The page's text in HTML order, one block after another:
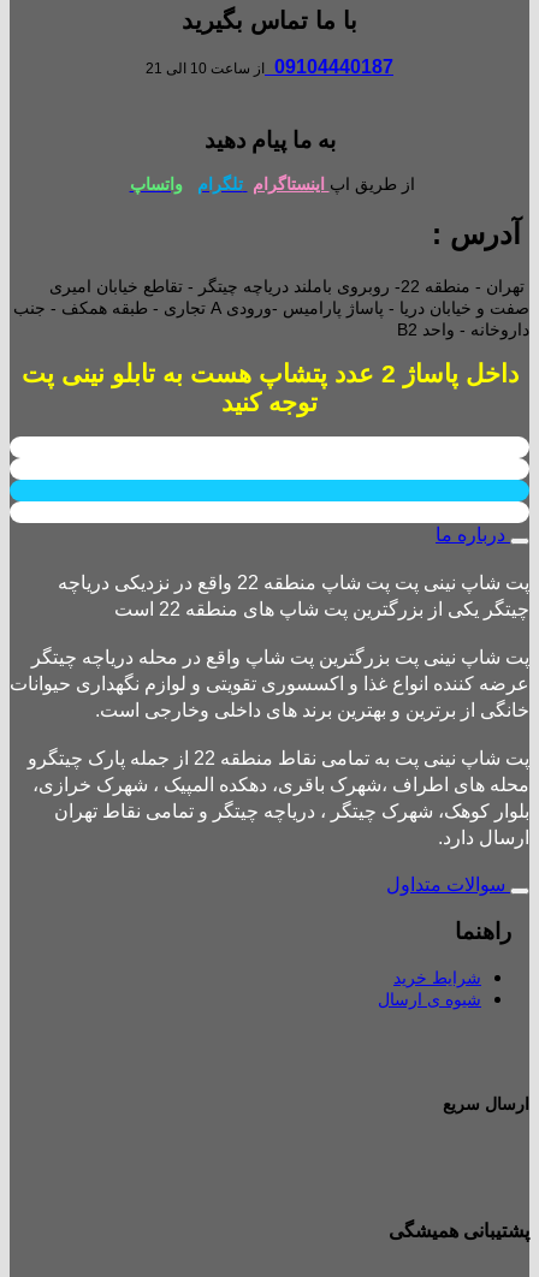
با ما تماس بگیرید
09104440187 از ساعت 10 الی 21
به ما پیام دهید
از طریق اپ اینستاگرام تلگرام واتساپ
آدرس :
تهران - منطقه 22- روبروی باملند دریاچه چیتگر - تقاطع خیابان امیری
صفت و خیابان دریا - پاساژ پارامیس -ورودی A تجاری -
طبقه همکف - جنب
داروخانه - واحد B2
داخل پاساژ 2 عدد پتشاپ هست به تابلو نینی پت
توجه کنید
درباره ما
پت شاپ نینی پت پت شاپ منطقه 22 واقع در نزدیکی دریاچه
چیتگر یکی از بزرگترین پت شاپ های منطقه 22 است
پت شاپ نینی پت بزرگترین پت شاپ واقع در محله دریاچه چیتگر
عرضه کننده انواع غذا و اکسسوری تقویتی و لوازم نگهداری حیوانات
خانگی از برترین و بهترین برند های داخلی وخارجی است.
پت شاپ نینی پت به تمامی نقاط منطقه 22 از جمله پارک چیتگرو
محله های اطراف ،شهرک باقری، دهکده المپیک ، شهرک خرازی،
بلوار کوهک، شهرک چیتگر ، دریاچه چیتگر و تمامی نقاط تهران
ارسال دارد.
سوالات متداول
راهنما
شرایط خرید
شیوه ی ارسال
ارسال سریع
پشتیبانی همیشگی